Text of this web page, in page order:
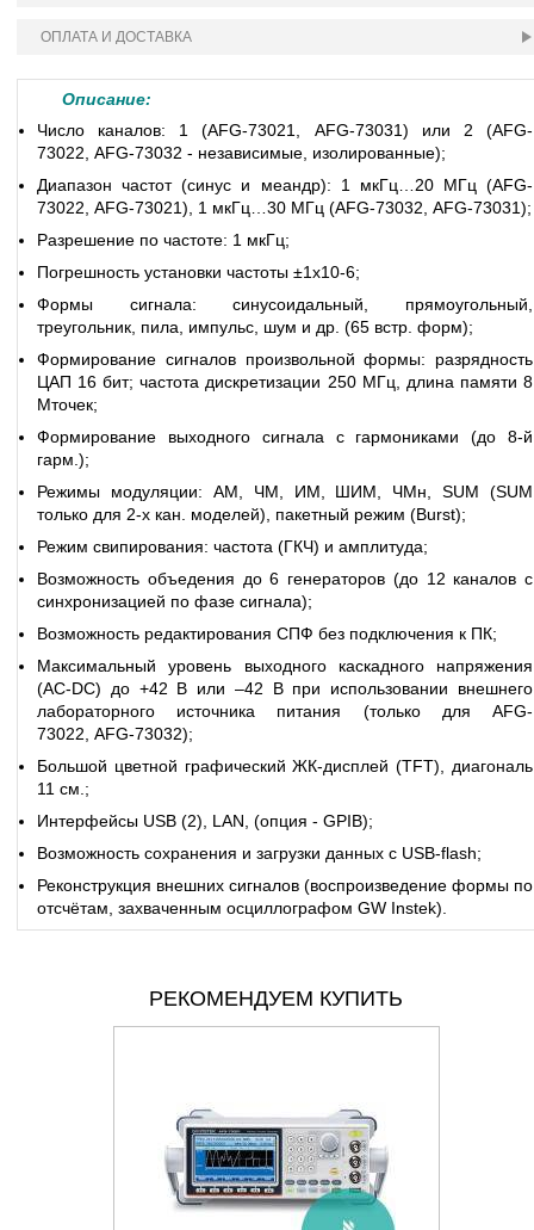
ОПЛАТА И ДОСТАВКА
Описание:
Число каналов: 1 (AFG-73021, AFG-73031) или 2 (AFG-
73022, AFG-73032 - независимые, изолированные);
Диапазон частот (синус и меандр): 1 мкГц…20 МГц (AFG-
73022, AFG-73021), 1 мкГц…30 МГц (AFG-73032, AFG-73031);
Разрешение по частоте: 1 мкГц;
Погрешность установки частоты ±1x10-6;
Формы сигнала: синусоидальный, прямоугольный,
треугольник, пила, импульс, шум и др. (65 встр. форм);
Формирование сигналов произвольной формы: разрядность
ЦАП 16 бит; частота дискретизации 250 МГц, длина памяти 8
Мточек;
Формирование выходного сигнала с гармониками (до 8-й
гарм.);
Режимы модуляции: АМ, ЧМ, ИМ, ШИМ, ЧМн, SUM (SUM
только для 2-х кан. моделей), пакетный режим (Burst);
Режим свипирования: частота (ГКЧ) и амплитуда;
Возможность объедения до 6 генераторов (до 12 каналов с
синхронизацией по фазе сигнала);
Возможность редактирования СПФ без подключения к ПК;
Максимальный уровень выходного каскадного напряжения
(AC-DC) до +42 В или –42 В при использовании внешнего
лабораторного источника питания (только для AFG-
73022, AFG-73032);
Большой цветной графический ЖК-дисплей (TFT), диагональ
11 см.;
Интерфейсы USB (2), LAN, (опция - GPIB);
Возможность сохранения и загрузки данных с USB-flash;
Реконструкция внешних сигналов (воспроизведение формы по
отсчётам, захваченным осциллографом GW Instek).
РЕКОМЕНДУЕМ КУПИТЬ